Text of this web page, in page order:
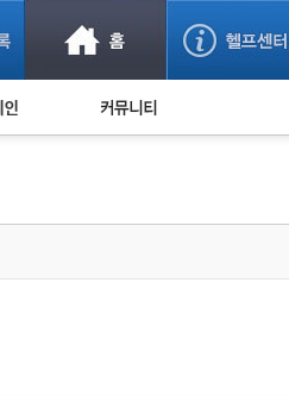
사기 예방했어요!